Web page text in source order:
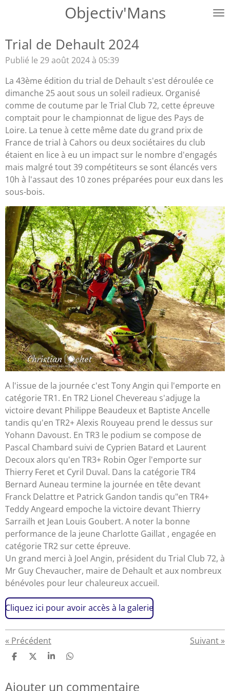
principal
Objectiv'Mans
Trial de Dehault 2024
Publié le 29 août 2024 à 05:39
La 43ème édition du trial de Dehault s'est déroulée ce
dimanche 25 aout sous un soleil radieux. Organisé
comme de coutume par le Trial Club 72, cette épreuve
comptait pour le championnat de ligue des Pays de
Loire. La tenue à cette même date du grand prix de
France de trial à Cahors ou deux sociétaires du club
étaient en lice à eu un impact sur le nombre d'engagés
mais malgré tout 39 compétiteurs se sont élancés vers
10h à l'assaut des 10 zones préparées pour eux dans les
sous-bois.
A l'issue de la journée c'est Tony Angin qui l'emporte en
catégorie TR1. En TR2 Lionel Chevereau s'adjuge la
victoire devant Philippe Beaudeux et Baptiste Ancelle
tandis qu'en TR2+ Alexis Rouyeau prend le dessus sur
Yohann Davoust. En TR3 le podium se compose de
Pascal Chambard suivi de Cyprien Batard et Laurent
Decoux alors qu'en TR3+ Robin Oger l'emporte sur
Thierry Feret et Cyril Duval. Dans la catégorie TR4
Bernard Auneau termine la journée en tête devant
Franck Delattre et Patrick Gandon tandis qu"en TR4+
Teddy Angeard empoche la victoire devant Thierry
Sarrailh et Jean Louis Goubert. A noter la bonne
performance de la jeune Charlotte Gaillat , engagée en
catégorie TR2 sur cette épreuve.
Un grand merci à Joel Angin, président du Trial Club 72, à
Mr Guy Chevaucher, maire de Dehault et aux nombreux
bénévoles pour leur chaleureux accueil.
Cliquez ici pour avoir accès à la galerie
« Précédent Suivant »
P
t
P
t
P
t
P
t
Ajouter un commentaire